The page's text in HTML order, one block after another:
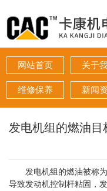
网站首页 关于
维修保养 新闻
发电机组的燃油目
发电机组的燃油被称为
导致发动机控制杆粘固，